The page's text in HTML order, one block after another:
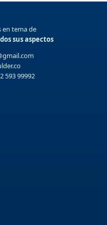
en tema de
sus aspectos
593 99992